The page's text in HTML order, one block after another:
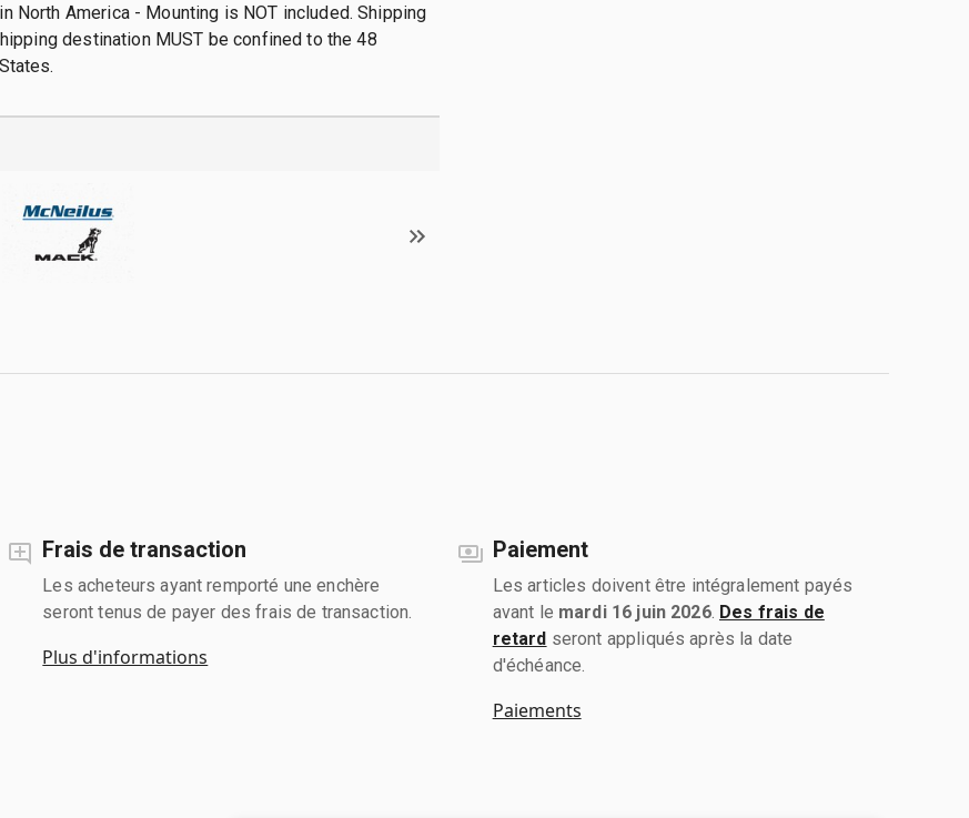
North America - Mounting is NOT included. Shipping
destination MUST be confined to the 48
Frais de transaction
Les acheteurs ayant remporté une enchère
seront tenus de payer des frais de transaction.
Plus d'informations
Paiement
Les articles doivent être intégralement payés
avant le mardi 16 juin 2026. Des frais de
retard seront appliqués après la date
d'échéance.
Paiements